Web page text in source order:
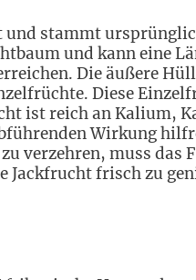
stammt
und kann eine
Die äußere
Diese
ist reich an Kalium,
Wirkung
verzehren, muss das
Jackfrucht frisch zu